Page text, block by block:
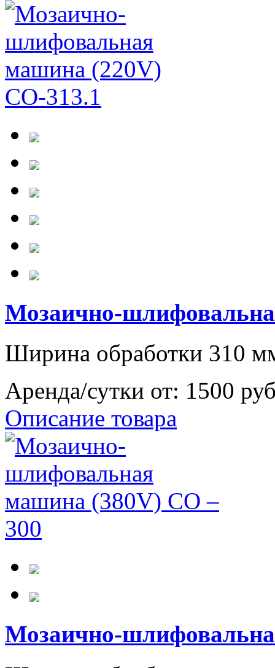
Мозаично-
Ширина обработки 310
Аренда/сутки от: 1500
Описание товара
Мозаично-